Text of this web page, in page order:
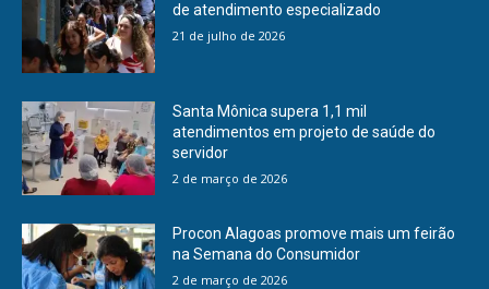
de atendimento especializado
21 de julho de 2026
Santa Mônica supera 1,1 mil
atendimentos em projeto de saúde do
servidor
2 de março de 2026
Procon Alagoas promove mais um feirão
na Semana do Consumidor
2 de março de 2026